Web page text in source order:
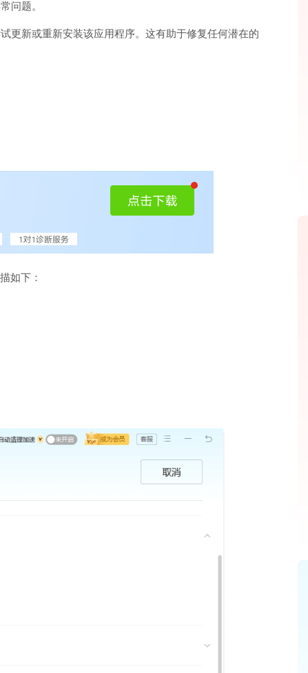
问题。
更新或重新安装该应用程序。这有助于修复任何潜在的
如下：